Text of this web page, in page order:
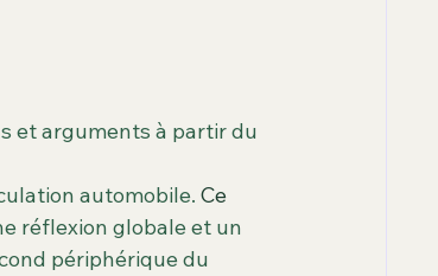
et arguments à partir du
automobile. Ce
réflexion globale et un
périphérique du